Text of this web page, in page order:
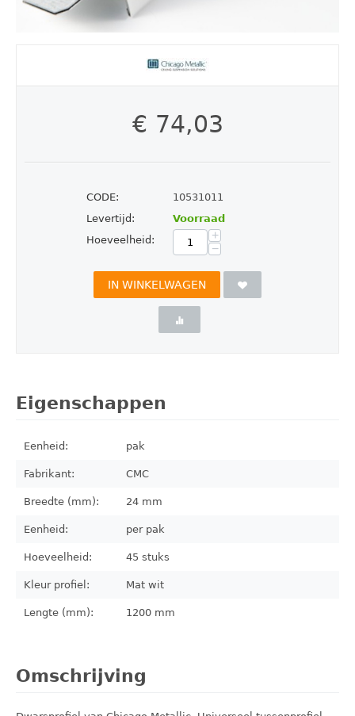
€ 74,03
CODE:
10531011
Levertijd:
Voorraad
Hoeveelheid:
+
−
IN WINKELWAGEN
Eigenschappen
Eenheid: pak
Fabrikant: CMC
Breedte (mm): 24 mm
Eenheid: per pak
Hoeveelheid: 45 stuks
Kleur profiel: Mat wit
Lengte (mm): 1200 mm
Omschrijving